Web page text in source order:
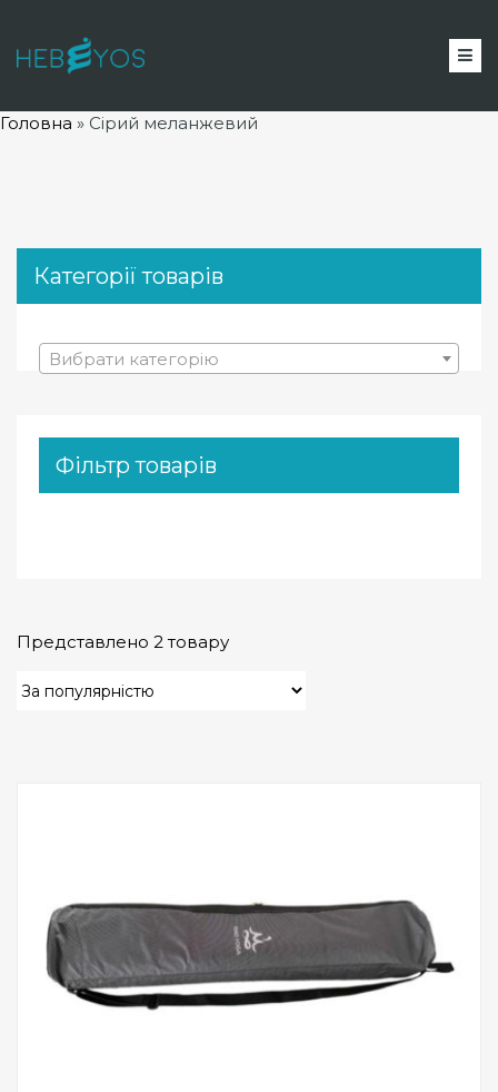
Головна » Сірий меланжевий
Категорії товарів
Вибрати категорію
Фільтр товарів
Представлено 2 товару
ПРИДБАТИ
Add to Wishlist